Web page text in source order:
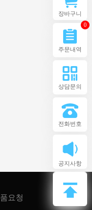
요청
장바구니
주문내역
0
상담문의
전화번호
공지사항